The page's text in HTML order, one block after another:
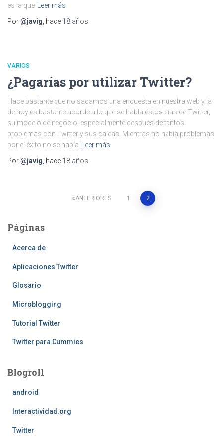
es la que
Leer más
Por@javig , hace 18 años
VARIOS
¿Pagarías por utilizar Twitter?
Hace bastante que no sacamos una encuesta en nuestra web y la
de hoy es bastante acorde a lo que se habla éstos días de Twitter,
su modelo de negocio, especialmente después de tantos
problemas con Twitter y sus caídas. Mientras no había problemas
por el éxito no se había
Leer más
Por@javig , hace 18 años
Paginación
de
entradas
ANTERIORES 1 2
Páginas
Acerca de
Aplicaciones Twitter
Glosario
Microblogging
Tutorial Twitter
Twitter para Dummies
Blogroll
android
Interactividad.org
Twitter